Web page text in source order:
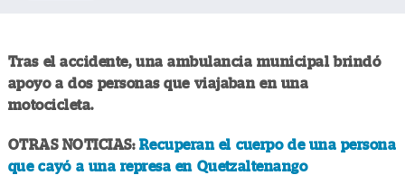
Tras el accidente, una ambulancia municipal brindó
apoyo a dos personas que viajaban en una
motocicleta.
OTRAS NOTICIAS: Recuperan el cuerpo de una persona
que cayó a una represa en Quetzaltenango